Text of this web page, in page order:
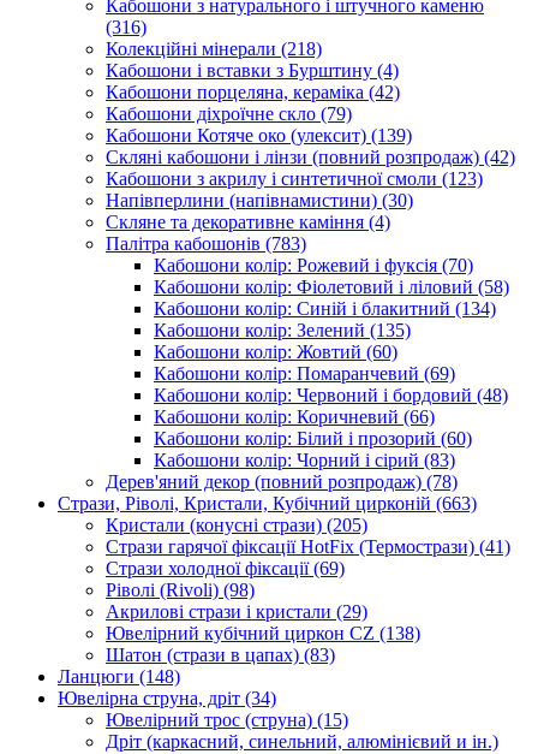
Кабошони з натурального і штучного каменю
(316)
Колекційні мінерали (218)
Кабошони і вставки з Бурштину (4)
Кабошони порцеляна, кераміка (42)
Кабошони діхроїчне скло (79)
Кабошони Котяче око (улексит) (139)
Скляні кабошони і лінзи (повний розпродаж) (42)
Кабошони з акрилу і синтетичної смоли (123)
Напівперлини (напівнамистини) (30)
Скляне та декоративне каміння (4)
Палітра кабошонів (783)
Кабошони колір: Рожевий і фуксія (70)
Кабошони колір: Фіолетовий і ліловий (58)
Кабошони колір: Синій і блакитний (134)
Кабошони колір: Зелений (135)
Кабошони колір: Жовтий (60)
Кабошони колір: Помаранчевий (69)
Кабошони колір: Червоний і бордовий (48)
Кабошони колір: Коричневий (66)
Кабошони колір: Білий і прозорий (60)
Кабошони колір: Чорний і сірий (83)
Дерев'яний декор (повний розпродаж) (78)
Стрази, Ріволі, Кристали, Кубічний цирконій (663)
Кристали (конусні стрази) (205)
Стрази гарячої фіксації HotFix (Термострази) (41)
Стрази холодної фіксації(69)
Ріволі (Rivoli) (98)
Акрилові стрази і кристали (29)
Ювелірний кубічний циркон CZ (138)
Шатон (стрази в цапах) (83)
Ланцюги (148)
Ювелірна струна, дріт (34)
Ювелірний трос (струна) (15)
Дріт (каркасний, синельний, алюмінієвий и ін.)